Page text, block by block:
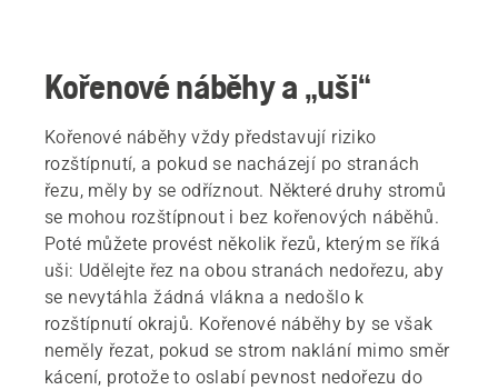
Kořenové náběhy a „uši“
Kořenové náběhy vždy představují riziko
rozštípnutí, a pokud se nacházejí po stranách
řezu, měly by se odříznout. Některé druhy stromů
se mohou rozštípnout i bez kořenových náběhů.
Poté můžete provést několik řezů, kterým se říká
uši: Udělejte řez na obou stranách nedořezu, aby
se nevytáhla žádná vlákna a nedošlo k
rozštípnutí okrajů. Kořenové náběhy by se však
neměly řezat, pokud se strom naklání mimo směr
kácení, protože to oslabí pevnost nedořezu do